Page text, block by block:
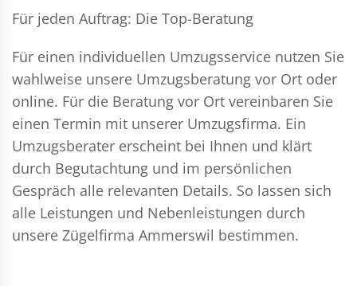
Für jeden Auftrag: Die Top-Beratung
Für einen individuellen Umzugsservice nutzen Sie
wahlweise unsere Umzugsberatung vor Ort oder
online. Für die Beratung vor Ort vereinbaren Sie
einen Termin mit unserer Umzugsfirma. Ein
Umzugsberater erscheint bei Ihnen und klärt
durch Begutachtung und im persönlichen
Gespräch alle relevanten Details. So lassen sich
alle Leistungen und Nebenleistungen durch
unsere Zügelfirma Ammerswil bestimmen.